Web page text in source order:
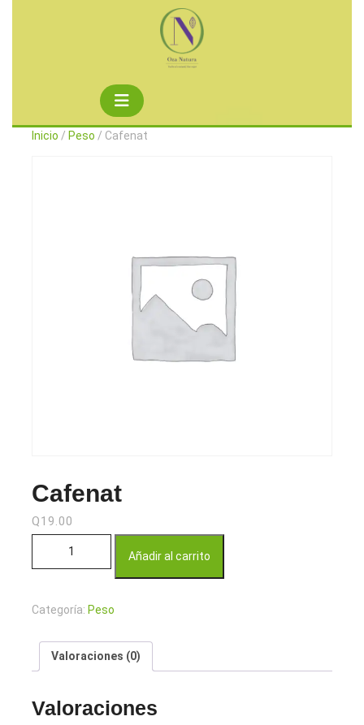
Botón
de
Inicio / Peso / Cafenat
Cafenat
Q19.00
Añadir al carrito
Categoría: Peso
Valoraciones (0)
Valoraciones